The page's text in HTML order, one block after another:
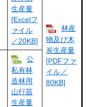
生産量
[Excelフ
ァイル
／20KB]
林産
物及び木
炭生産量
[PDFファ
イル／
80KB]
公
私有林
造林用
山行苗
生産量